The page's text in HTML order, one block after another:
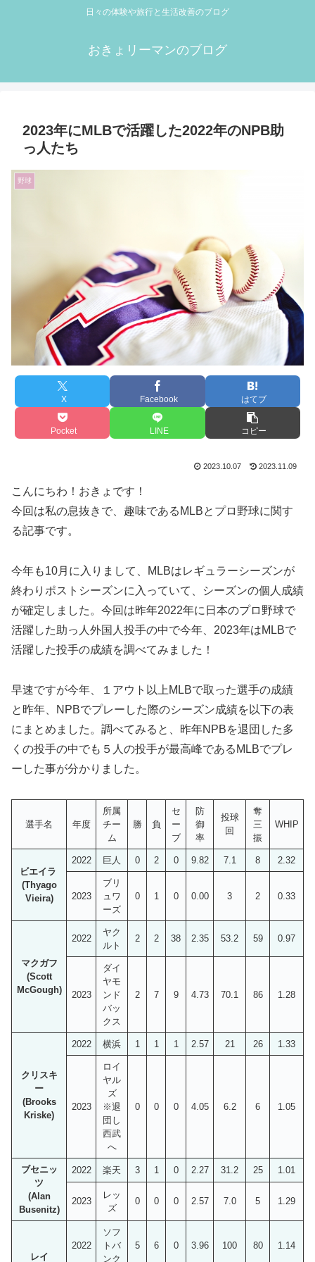
日々の体験や旅行と生活改善のブログ
おきょリーマンのブログ
2023年にMLBで活躍した2022年のNPB助
っ人たち
野球
X Facebook はてブ
Pocket LINE コピー
2023.10.07 2023.11.09
こんにちわ！おきょです！
今回は私の息抜きで、趣味であるMLBとプロ野球に関す
る記事です。
今年も10月に入りまして、MLBはレギュラーシーズンが
終わりポストシーズンに入っていて、シーズンの個人成績
が確定しました。今回は昨年2022年に日本のプロ野球で
活躍した助っ人外国人投手の中で今年、2023年はMLBで
活躍した投手の成績を調べてみました！
早速ですが今年、１アウト以上MLBで取った選手の成績
と昨年、NPBでプレーした際のシーズン成績を以下の表
にまとめました。調べてみると、昨年NPBを退団した多
くの投手の中でも５人の投手が最高峰であるMLBでプレ
ーした事が分かりました。
選手名 年度
所属
チー
ム
勝 負
セ
ー
ブ
防
御
率
投球
回
奪
三
振
WHIP
ビエイラ
(Thyago
Vieira)
2022 巨人 0 2 0 9.82 7.1 8 2.32
2023
ブリ
ュワ
ーズ
0 1 0 0.00 3 2 0.33
マクガフ
(Scott
McGough)
2022
ヤク
ルト
2 2 38 2.35 53.2 59 0.97
2023
ダイ
ヤモ
ンド
バッ
クス
2 7 9 4.73 70.1 86 1.28
クリスキ
ー
(Brooks
Kriske)
2022 横浜 1 1 1 2.57 21 26 1.33
2023
ロイ
ヤル
ズ
※退
団し
西武
へ
0 0 0 4.05 6.2 6 1.05
ブセニッ
ツ
(Alan
Busenitz)
2022 楽天 3 1 0 2.27 31.2 25 1.01
2023
レッ
ズ
0 0 0 2.57 7.0 5 1.29
レイ
2022
ソフ
トバ
ンク
5 6 0 3.96 100 80 1.14